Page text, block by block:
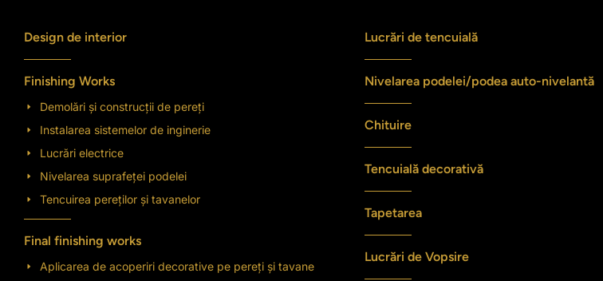
Design de interior
Finishing Works
Demolări și construcții de pereți
Instalarea sistemelor de inginerie
Lucrări electrice
Nivelarea suprafeței podelei
Tencuirea pereților și tavanelor
Final finishing works
Aplicarea de acoperiri decorative pe pereți și tavane
Lucrări de tencuială
Nivelarea podelei/podea auto-nivelantă
Chituire
Tencuială decorativă
Tapetarea
Lucrări de Vopsire